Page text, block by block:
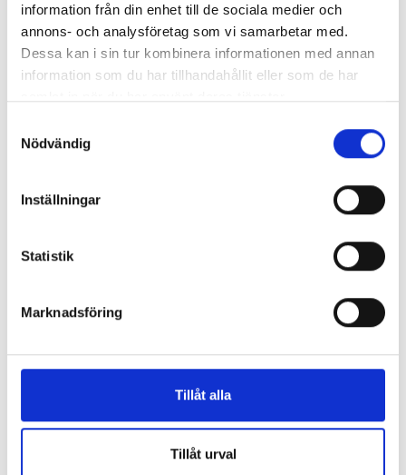
information från din enhet till de sociala medier och
annons- och analysföretag som vi samarbetar med.
Dessa kan i sin tur kombinera informationen med annan
information som du har tillhandahållit eller som de har
Nödvändig
Inställningar
Statistik
Marknadsföring
Tillåt alla
Tillåt urval
Nästa läsning
Hälsokontroll för företag